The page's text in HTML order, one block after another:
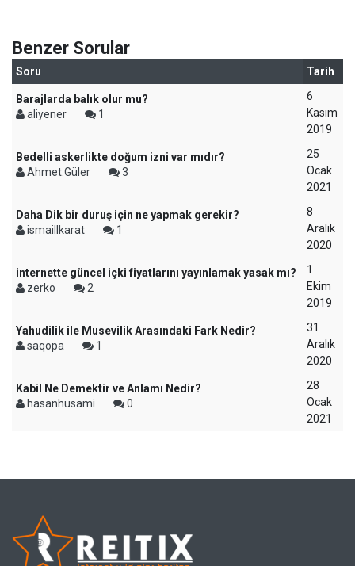
Benzer Sorular
Soru Tarih
Barajlarda balık olur mu?
aliyener
1
6
Kasım
2019
Bedelli askerlikte doğum izni var mıdır?
Ahmet.Güler
3
25
Ocak
2021
Daha Dik bir duruş için ne yapmak gerekir?
ismaillkarat
1
8
Aralık
2020
internette güncel içki fiyatlarını yayınlamak yasak mı?
zerko
2
1
Ekim
2019
Yahudilik ile Musevilik Arasındaki Fark Nedir?
saqopa
1
31
Aralık
2020
Kabil Ne Demektir ve Anlamı Nedir?
hasanhusami
0
28
Ocak
2021